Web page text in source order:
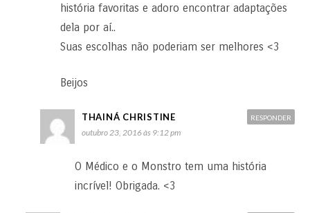
história favoritas e adoro encontrar adaptações
dela por aí..
Suas escolhas não poderiam ser melhores <3
Beijos
THAINÁ CHRISTINE
outubro 23, 2016 às 9:12 pm
O Médico e o Monstro tem uma história
incrível! Obrigada. <3
RESPONDER